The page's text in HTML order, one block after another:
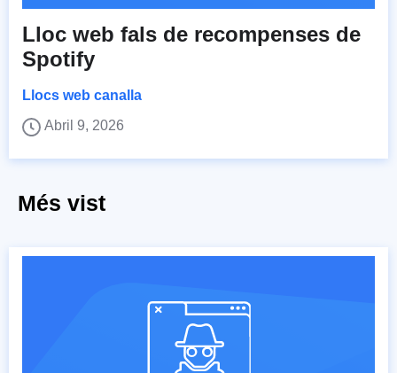
Lloc web fals de recompenses de
Spotify
Llocs web canalla
Abril 9, 2026
Més vist